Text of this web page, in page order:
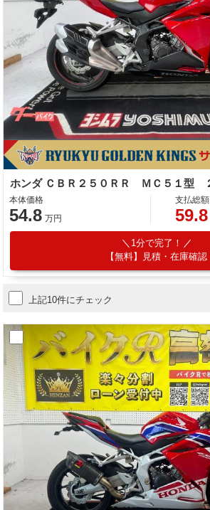
本体価格
54.8 万円
支払総額
59.8
1分で完了！
【無料】見積・在庫確認
上記10件にチェック